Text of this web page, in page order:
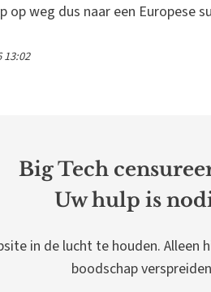
op weg dus naar een Europese
Big Tech
Uw hulp is
in de lucht te houden. Alleen
boodschap